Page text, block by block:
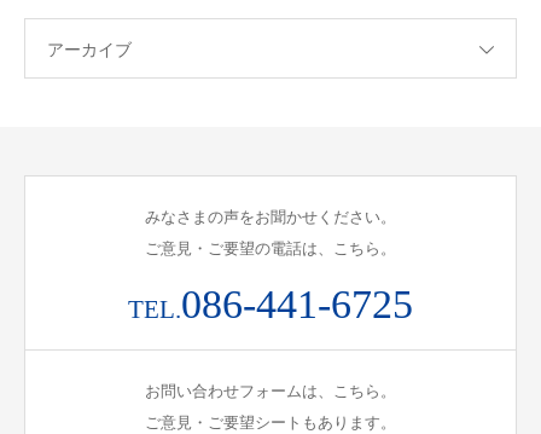
アーカイブ
みなさまの声をお聞かせください。
ご意見・ご要望の電話は、こちら。
TEL.086-441-6725
お問い合わせフォームは、こちら。
ご意見・ご要望シートもあります。